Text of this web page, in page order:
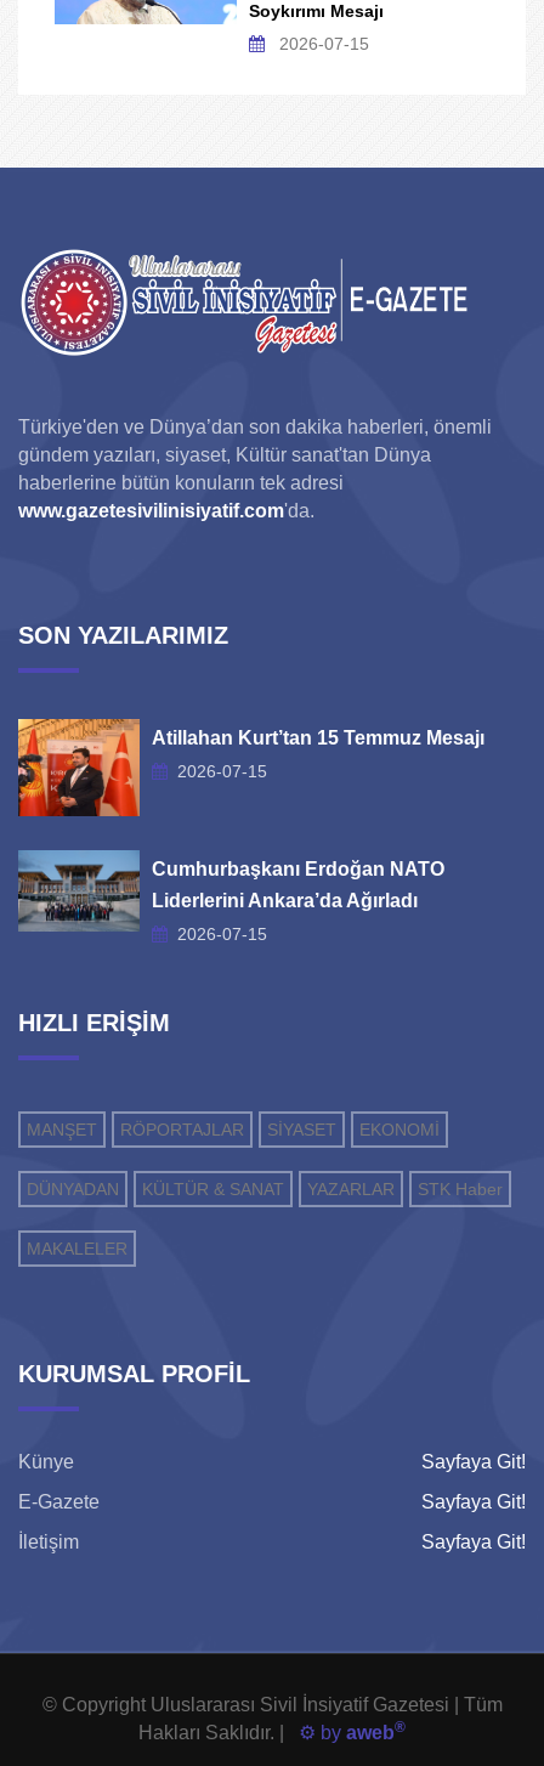
Soykırımı Mesajı
2026-07-15
Türkiye'den ve Dünya’dan son dakika haberleri, önemli
gündem yazıları, siyaset, Kültür sanat'tan Dünya
haberlerine bütün konuların tek adresi
www.gazetesivilinisiyatif.com'da.
SON YAZILARIMIZ
Atillahan Kurt’tan 15 Temmuz Mesajı
2026-07-15
Cumhurbaşkanı Erdoğan NATO
Liderlerini Ankara’da Ağırladı
2026-07-15
HIZLI ERİŞİM
MANŞET RÖPORTAJLAR SİYASET EKONOMİ
DÜNYADAN KÜLTÜR & SANAT YAZARLAR STK Haber
MAKALELER
KURUMSAL PROFİL
Künye
Sayfaya Git!
E-Gazete
Sayfaya Git!
İletişim
Sayfaya Git!
© Copyright Uluslararası Sivil İnsiyatif Gazetesi | Tüm
Hakları Saklıdır. |
⚙️ by aweb®